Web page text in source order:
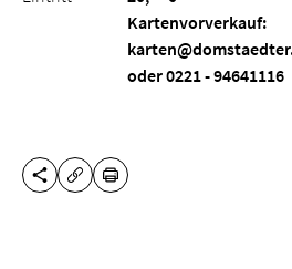
Kartenvorverkauf:
oder 0221 - 94641116
DIESE SEITE TEILEN
URL KOPIEREN
DRUCKEN